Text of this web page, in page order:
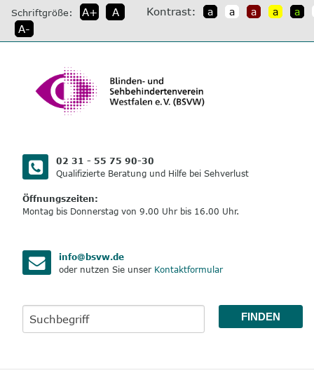
direkt
zum
Inhalt
Schriftgröße: A+
A
A-
Kontrast: a a a a a
02 31 - 55 75 90-30
Qualifizierte Beratung und Hilfe bei Sehverlust
Öffnungszeiten:
Montag bis Donnerstag von 9.00 Uhr bis 16.00 Uhr.
info@bsvw.de
oder nutzen Sie unser Kontaktformular